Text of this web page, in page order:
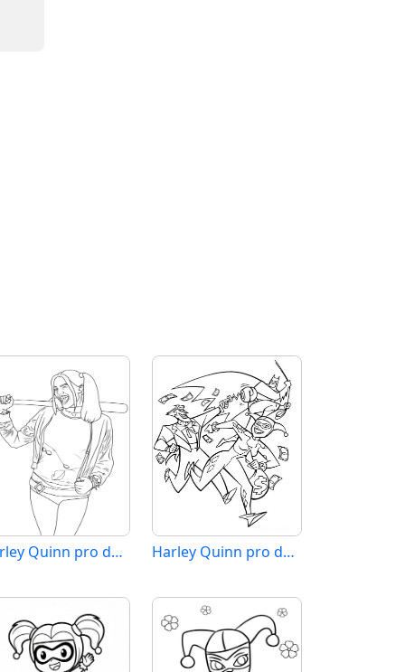
Harley Quinn pro děti 5 let Harley Quinn pro děti 6 let